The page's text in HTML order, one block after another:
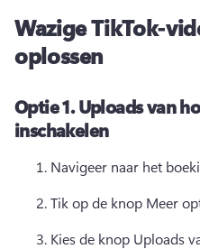
Wazige TikTok-
oplossen
Optie 1.Uploads van
inschakelen
Navigeer naar het
Tik op de knop Meer
Kies de knop Uploads